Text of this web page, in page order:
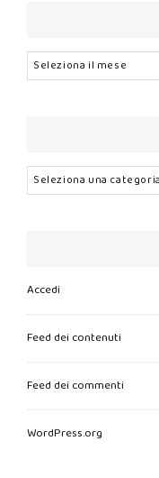
Archivi
Categorie
Accedi
Feed dei contenuti
Feed dei commenti
WordPress.org